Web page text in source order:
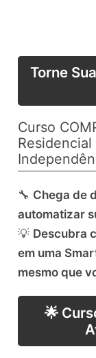
Torne
Curso
🔧 Chega de
automatizar
💡 Descubra
em uma
mesmo que
🌟